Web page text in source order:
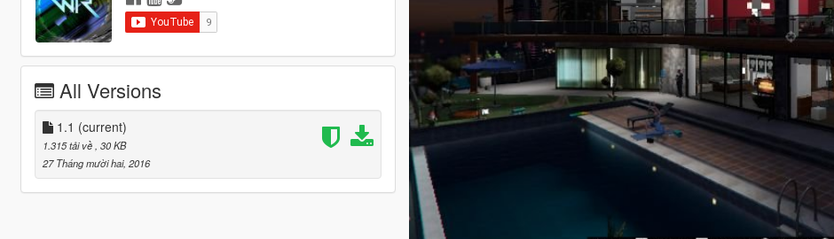
All Versions
1.1 (current)
1.315 tải về , 30 KB
27 Tháng mười hai, 2016